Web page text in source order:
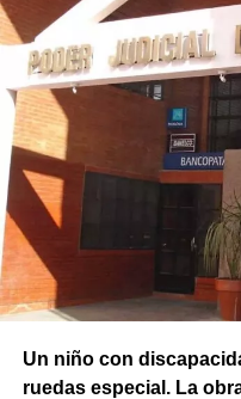
La jueza fijó una cuota
salarios mínimos, vitales
se practique una
con deducción de los
arma de guerra.
La Fiscalía solicitó la
existían riesgos de
de fuga. Si bien el
opuso al planteo y los
el juez de Garantías
permanezcan
continúa la
Un niño con
ruedas especial. La